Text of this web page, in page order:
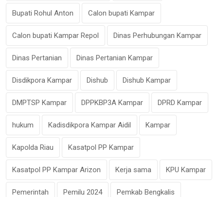
Bupati Rohul Anton Calon bupati Kampar
Calon bupati Kampar Repol Dinas Perhubungan Kampar
Dinas Pertanian Dinas Pertanian Kampar
Disdikpora Kampar Dishub Dishub Kampar
DMPTSP Kampar DPPKBP3A Kampar DPRD Kampar
hukum Kadisdikpora Kampar Aidil Kampar
Kapolda Riau Kasatpol PP Kampar
Kasatpol PP Kampar Arizon Kerja sama KPU Kampar
Pemerintah Pemilu 2024 Pemkab Bengkalis